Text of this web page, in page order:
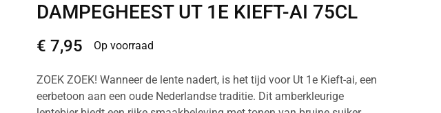
DAMPEGHEEST UT 1E KIEFT-AI 75CL
€ 7,95 Op voorraad
ZOEK ZOEK! Wanneer de lente nadert, is het tijd voor Ut 1e Kieft-ai, een
eerbetoon aan een oude Nederlandse traditie. Dit amberkleurige